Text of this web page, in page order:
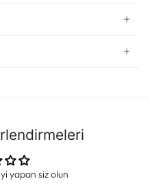
yapan siz olun